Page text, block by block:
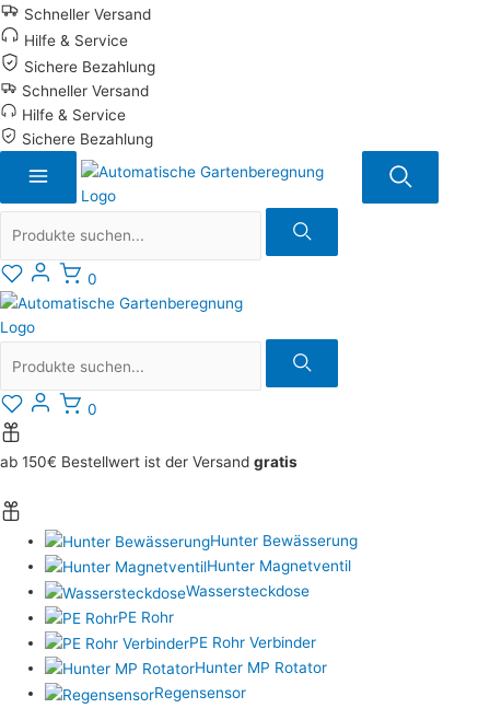
Zum
Inhalt
springen
Schneller Versand
Hilfe & Service
Sichere Bezahlung
Schneller Versand
Hilfe & Service
Sichere Bezahlung
0
0
ab 150€ Bestellwert ist der Versand gratis
Hunter Bewässerung
Hunter Magnetventil
Wassersteckdose
PE Rohr
PE Rohr Verbinder
Hunter MP Rotator
Regensensor